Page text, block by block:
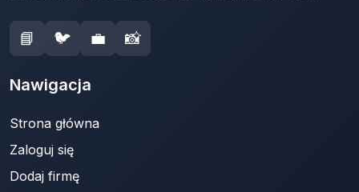
📘 🐦 💼 📸
Nawigacja
Strona główna
Zaloguj się
Dodaj firmę